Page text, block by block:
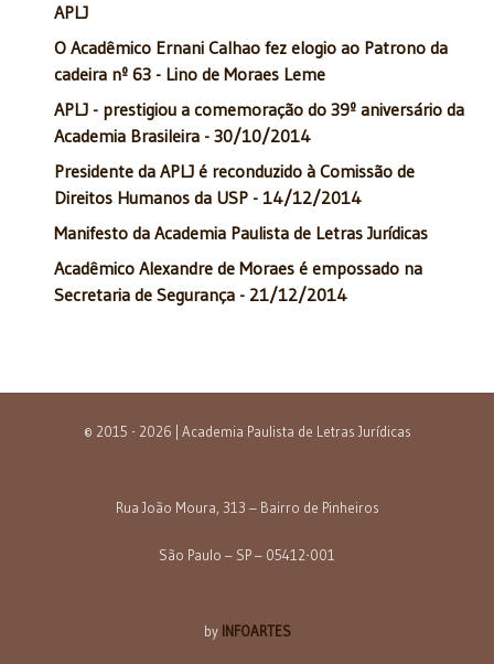
APLJ
O Acadêmico Ernani Calhao fez elogio ao Patrono da
cadeira nº 63 - Lino de Moraes Leme
APLJ - prestigiou a comemoração do 39º aniversário da
Academia Brasileira - 30/10/2014
Presidente da APLJ é reconduzido à Comissão de
Direitos Humanos da USP - 14/12/2014
Manifesto da Academia Paulista de Letras Jurídicas
Acadêmico Alexandre de Moraes é empossado na
Secretaria de Segurança - 21/12/2014
© 2015 - 2026 | Academia Paulista de Letras Jurídicas
Rua João Moura, 313 – Bairro de Pinheiros
São Paulo – SP – 05412-001
by INFOARTES